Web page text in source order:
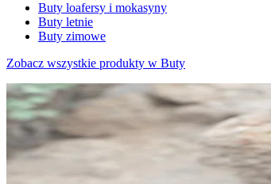
Buty loafersy i mokasyny
Buty letnie
Buty zimowe
Zobacz wszystkie produkty w Buty